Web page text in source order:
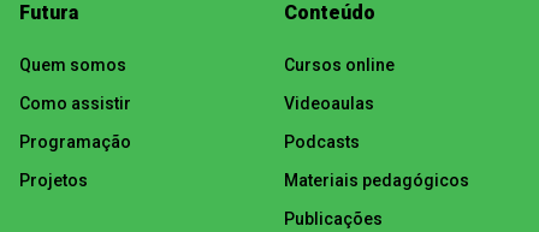
Futura
Quem somos
Como assistir
Programação
Projetos
Conteúdo
Cursos online
Videoaulas
Podcasts
Materiais pedagógicos
Publicações